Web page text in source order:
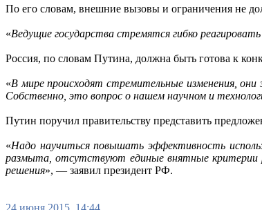
По его словам, внешние вызовы и ограничения не
«Ведущие государства стремятся гибко
Россия, по словам Путина, должна быть готова к
«В мире происходят стремительные изменения,
Собственно, это вопрос о нашем научном и
Путин поручил правительству представить
«Надо научиться повышать эффективность
размыта, отсутствуют единые внятные критерии
решения», — заявил президент РФ.